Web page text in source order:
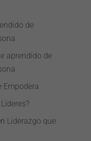
de
aprendido de
Empodera
Liderazgo que